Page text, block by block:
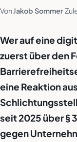
VonJakob Sommer
Wer auf eine
zuerst über den
eine Reaktion
seit 2025 über §
gegen